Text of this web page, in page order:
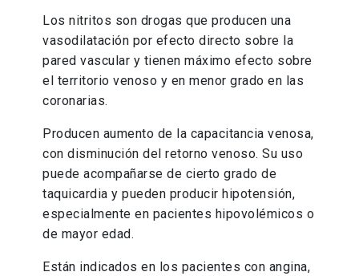
Los nitritos son drogas que producen una
vasodilatación por efecto directo sobre la
pared vascular y tienen máximo efecto sobre
el territorio venoso y en menor grado en las
coronarias.
Producen aumento de la capacitancia venosa,
con disminución del retorno venoso. Su uso
puede acompañarse de cierto grado de
taquicardia y pueden producir hipotensión,
especialmente en pacientes hipovolémicos o
de mayor edad.
Están indicados en los pacientes con angina,